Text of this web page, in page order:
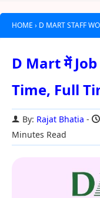
HOME › D MART STAFF
D Mart में
Time, Full
By: Rajat Bhatia
Minutes Read